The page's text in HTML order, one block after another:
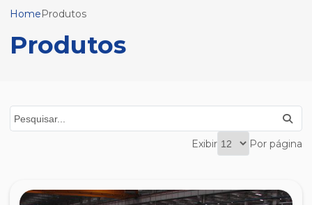
HomeProdutos
Produtos
Exibir Por página